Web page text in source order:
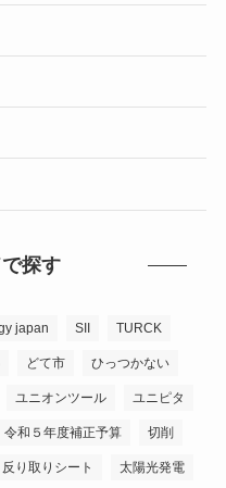
探す
japan SII TURCK
どて市 ひっつかない
ユニオンツール ユニピタ
令和５年度補正予算 切削
反り取りシート 太陽光発電